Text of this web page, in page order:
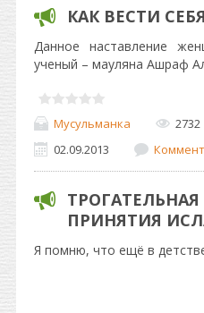
КАК ВЕСТИ
Данное наставление
ученый – мауляна Ашраф
Мусульманка 2732
02.09.2013
ПРИНЯТИЯ
Я помню, что ещё в